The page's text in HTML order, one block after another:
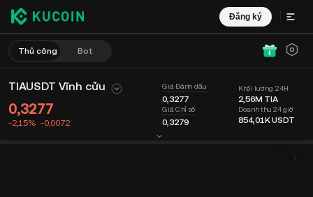
Đăng ký
Thủ công Bot
TIAUSDT Vĩnh cửu
0,3277
-2,15% -0,0072
Giá Đánh dấu
0,3277
Giá Chỉ số
0,3279
Khối lượng 24H
2,56M TIA
Doanh thu 24 giờ
854,01KUSDT
Giao dịch mới